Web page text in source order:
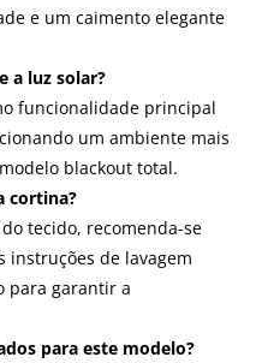
e um caimento elegante
a luz solar?
funcionalidade principal
um ambiente mais
blackout total.
cortina?
tecido, recomenda-se
instruções de lavagem
para garantir a
para este modelo?